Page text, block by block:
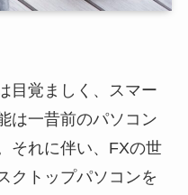
目覚ましく、スマー
は一昔前のパソコン
それに伴い、FXの世
クトップパソコンを